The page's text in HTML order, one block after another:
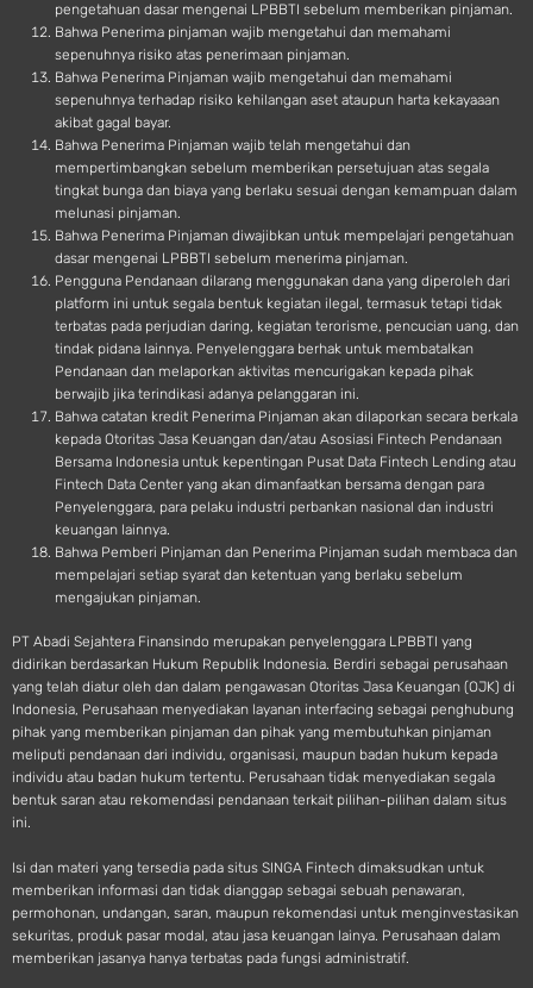
pengetahuan dasar mengenai LPBBTI sebelum memberikan pinjaman.
Bahwa Penerima pinjaman wajib mengetahui dan memahami
sepenuhnya risiko atas penerimaan pinjaman.
Bahwa Penerima Pinjaman wajib mengetahui dan memahami
sepenuhnya terhadap risiko kehilangan aset ataupun harta kekayaaan
akibat gagal bayar.
Bahwa Penerima Pinjaman wajib telah mengetahui dan
mempertimbangkan sebelum memberikan persetujuan atas segala
tingkat bunga dan biaya yang berlaku sesuai dengan kemampuan dalam
melunasi pinjaman.
Bahwa Penerima Pinjaman diwajibkan untuk mempelajari pengetahuan
dasar mengenai LPBBTI sebelum menerima pinjaman.
Pengguna Pendanaan dilarang menggunakan dana yang diperoleh dari
platform ini untuk segala bentuk kegiatan ilegal, termasuk tetapi tidak
terbatas pada perjudian daring, kegiatan terorisme, pencucian uang, dan
tindak pidana lainnya. Penyelenggara berhak untuk membatalkan
Pendanaan dan melaporkan aktivitas mencurigakan kepada pihak
berwajib jika terindikasi adanya pelanggaran ini.
Bahwa catatan kredit Penerima Pinjaman akan dilaporkan secara berkala
kepada Otoritas Jasa Keuangan dan/atau Asosiasi Fintech Pendanaan
Bersama Indonesia untuk kepentingan Pusat Data Fintech Lending atau
Fintech Data Center yang akan dimanfaatkan bersama dengan para
Penyelenggara, para pelaku industri perbankan nasional dan industri
keuangan lainnya.
Bahwa Pemberi Pinjaman dan Penerima Pinjaman sudah membaca dan
mempelajari setiap syarat dan ketentuan yang berlaku sebelum
mengajukan pinjaman.
PT Abadi Sejahtera Finansindo merupakan penyelenggara LPBBTI yang
didirikan berdasarkan Hukum Republik Indonesia. Berdiri sebagai perusahaan
yang telah diatur oleh dan dalam pengawasan Otoritas Jasa Keuangan (OJK) di
Indonesia, Perusahaan menyediakan layanan interfacing sebagai penghubung
pihak yang memberikan pinjaman dan pihak yang membutuhkan pinjaman
meliputi pendanaan dari individu, organisasi, maupun badan hukum kepada
individu atau badan hukum tertentu. Perusahaan tidak menyediakan segala
bentuk saran atau rekomendasi pendanaan terkait pilihan-pilihan dalam situs
ini.
Isi dan materi yang tersedia pada situs SINGA Fintech dimaksudkan untuk
memberikan informasi dan tidak dianggap sebagai sebuah penawaran,
permohonan, undangan, saran, maupun rekomendasi untuk menginvestasikan
sekuritas, produk pasar modal, atau jasa keuangan lainya. Perusahaan dalam
memberikan jasanya hanya terbatas pada fungsi administratif.